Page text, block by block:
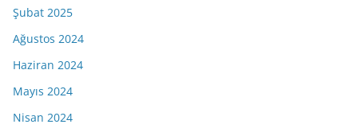
Şubat 2025
Ağustos 2024
Haziran 2024
Mayıs 2024
Nisan 2024